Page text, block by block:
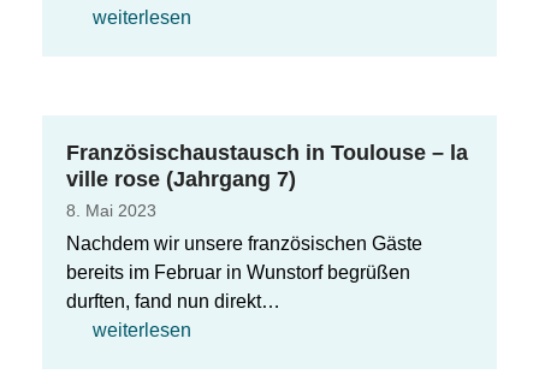
weiterlesen
Französischaustausch in Toulouse – la
ville rose (Jahrgang 7)
8. Mai 2023
Nachdem wir unsere französischen Gäste
bereits im Februar in Wunstorf begrüßen
durften, fand nun direkt…
weiterlesen